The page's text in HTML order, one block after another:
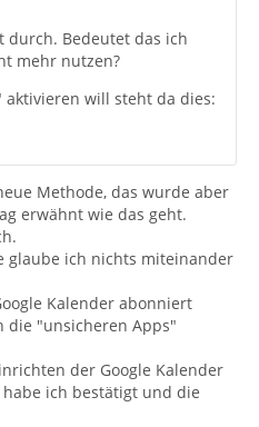
durch. Bedeutet das ich
mehr nutzen?
will steht da dies:
Methode, das wurde aber
erwähnt wie das geht.
glaube ich nichts miteinander
Kalender abonniert
die "unsicheren Apps"
der Google Kalender
ich bestätigt und die